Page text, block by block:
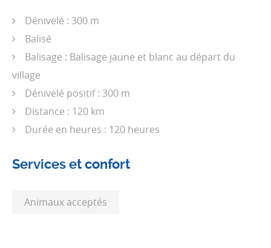
Dénivelé : 300 m
Balisé
Balisage : Balisage jaune et blanc au départ du
village
Dénivelé positif : 300 m
Distance : 120 km
Durée en heures : 120 heures
Services et confort
Animaux acceptés